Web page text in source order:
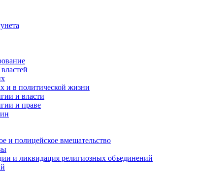
и в политической жизни
и власти
и праве
и полицейское вмешательство
и ликвидация религиозных объединений